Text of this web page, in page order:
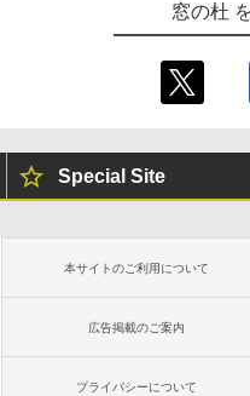
窓の杜
Special Site
本サイトのご利用について
広告掲載のご案内
プライバシーについて